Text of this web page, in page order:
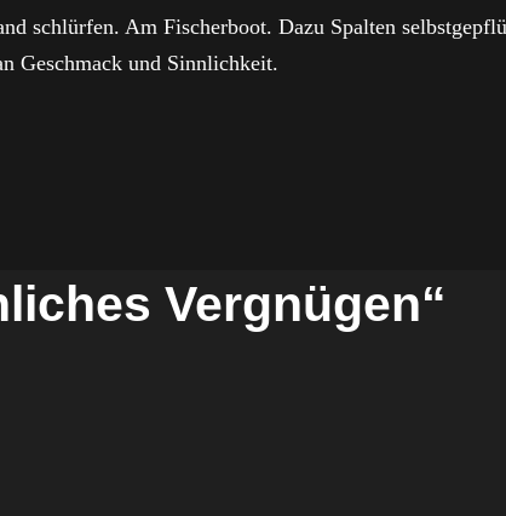
schlürfen. Am Fischerboot. Dazu Spalten
Geschmack und Sinnlichkeit.
Vergnügen“